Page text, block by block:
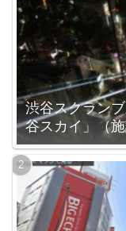
渋谷スクラン
谷スカイ」（